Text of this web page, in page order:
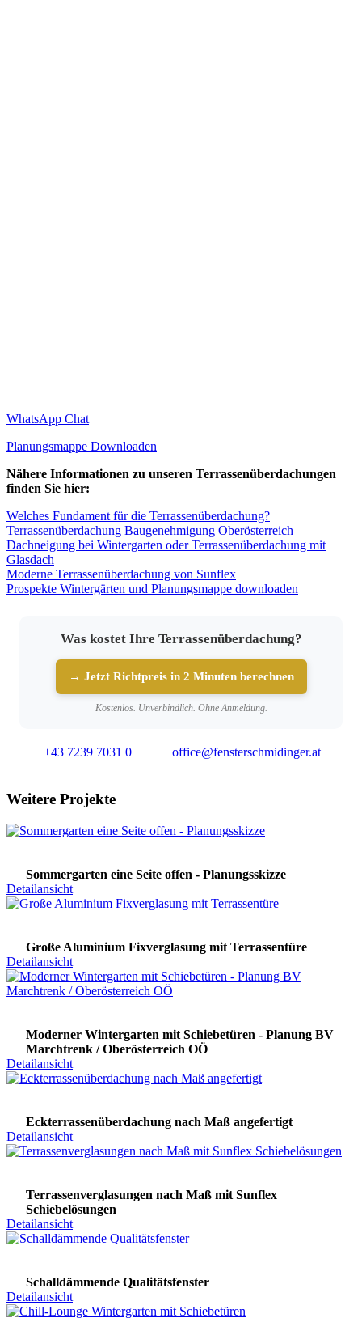
WhatsApp Chat
Planungsmappe Downloaden
Nähere Informationen zu unseren Terrassenüberdachungen
finden Sie hier:
Welches Fundament für die Terrassenüberdachung?
Terrassenüberdachung Baugenehmigung Oberösterreich
Dachneigung bei Wintergarten oder Terrassenüberdachung mit
Glasdach
Moderne Terrassenüberdachung von Sunflex
Prospekte Wintergärten und Planungsmappe downloaden
Was kostet Ihre Terrassenüberdachung?
→ Jetzt Richtpreis in 2 Minuten berechnen
Kostenlos. Unverbindlich. Ohne Anmeldung.
+43 7239 7031 0 office@fensterschmidinger.at
Weitere Projekte
Sommergarten eine Seite offen - Planungsskizze
Detailansicht
Große Aluminium Fixverglasung mit Terrassentüre
Detailansicht
Moderner Wintergarten mit Schiebetüren - Planung BV
Marchtrenk / Oberösterreich OÖ
Detailansicht
Eckterrassenüberdachung nach Maß angefertigt
Detailansicht
Terrassenverglasungen nach Maß mit Sunflex
Schiebelösungen
Detailansicht
Schalldämmende Qualitätsfenster
Detailansicht